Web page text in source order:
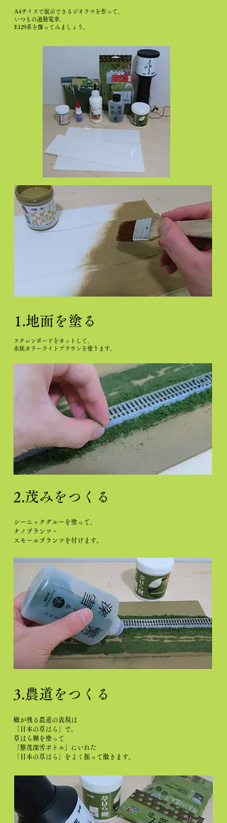
A4サイズで展示できるジオラマを作って、
いつもの通勤電車、
E129系を飾ってみましょう。
1.地面を塗る
スチレンボードをカットして、
水底カラーライトブラウンを塗ります。
2.茂みをつくる
シーニックグルーを塗って、
ナノプランツ・
スモールプランツを付けます。
3.農道をつくる
轍が残る農道の表現は
「日本の草はら」で。
草はら糊を塗って
「繫茂深雪ボトル」にいれた
「日本の草はら」をよく振って撒きます。